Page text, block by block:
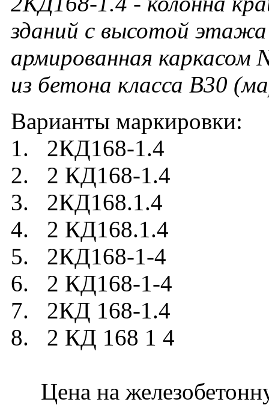
зданий с высотой
армированная
из бетона класса В30
Варианты маркировки:
1. 2КД168-1.4
2. 2 КД168-1.4
3. 2КД168.1.4
4. 2 КД168.1.4
5. 2КД168-1-4
6. 2 КД168-1-4
7. 2КД 168-1.4
8. 2 КД 168 1 4
Цена на